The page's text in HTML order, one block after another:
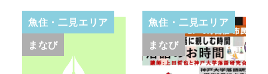
魚住・二見エリア
まなび
魚住・二見エリア
まなび